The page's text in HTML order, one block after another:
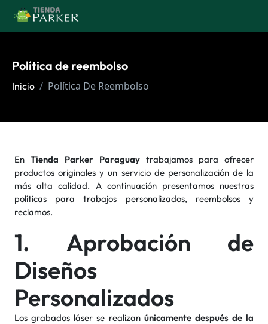
Política de reembolso
Inicio Política De Reembolso
En Tienda Parker Paraguay trabajamos para ofrecer
productos originales y un servicio de personalización de la
más alta calidad. A continuación presentamos nuestras
políticas para trabajos personalizados, reembolsos y
reclamos.
1. Aprobación de
Diseños
Personalizados
Los grabados láser se realizan únicamente después de la